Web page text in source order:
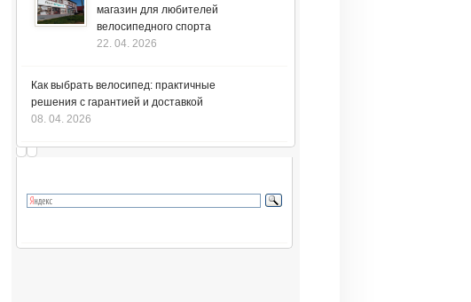
магазин для любителей
велосипедного спорта
22. 04. 2026
Как выбрать велосипед: практичные
решения с гарантией и доставкой
08. 04. 2026